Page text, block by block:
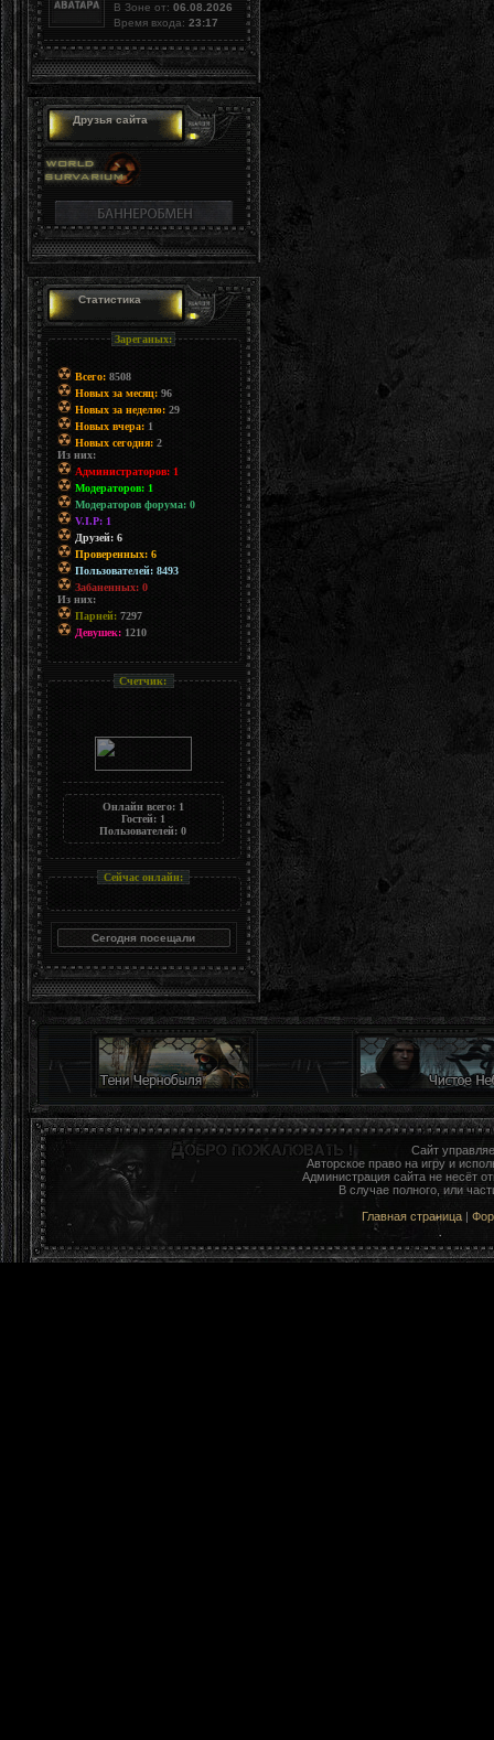
В Зоне от:06.08.2026
Время входа:23:17
Друзья сайта
Статистика
Зареганых:
Всего: 8508
Новых за месяц: 96
Новых за неделю: 29
Новых вчера: 1
Новых сегодня: 2
Из них:
Администраторов: 1
Модераторов: 1
Модераторов форума: 0
V.I.P: 1
Друзей: 6
Проверенных: 6
Пользователей: 8493
Забаненных: 0
Из них:
Парней: 7297
Девушек: 1210
Счетчик:
Онлайн всего: 1
Гостей: 1
Пользователей:0
Сейчас онлайн:
Сайт
Авторское право на игру и
Администрация сайта не несёт
В случае полного, или
Главная страница |